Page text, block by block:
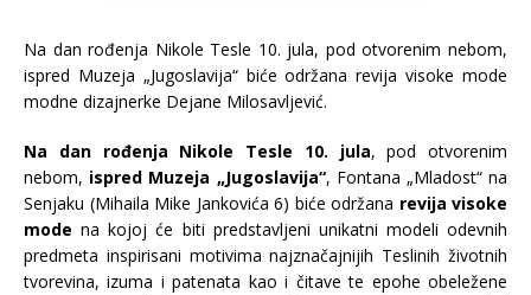
Na dan rođenja Nikole Tesle 10. jula, pod otvorenim nebom,
ispred Muzeja „Jugoslavija“ biće održana revija visoke mode
modne dizajnerke Dejane Milosavljević.
Na dan rođenja Nikole Tesle 10. jula, pod otvorenim
nebom, ispred Muzeja „Jugoslavija“, Fontana „Mladost“ na
Senjaku (Mihaila Mike Jankovića 6) biće održana revija visoke
mode na kojoj će biti predstavljeni unikatni modeli odevnih
predmeta inspirisani motivima najznačajnijih Teslinih životnih
tvorevina, izuma i patenata kao i čitave te epohe obeležene